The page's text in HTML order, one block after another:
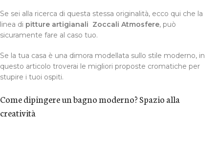
Se sei alla ricerca di questa stessa originalità, ecco qui che la
linea di pitture artigianali Zoccali Atmosfere, può
sicuramente fare al caso tuo.
Se la tua casa è una dimora modellata sullo stile moderno, in
questo articolo troverai le migliori proposte cromatiche per
stupire i tuoi ospiti.
Come dipingere un bagno moderno? Spazio alla
creatività